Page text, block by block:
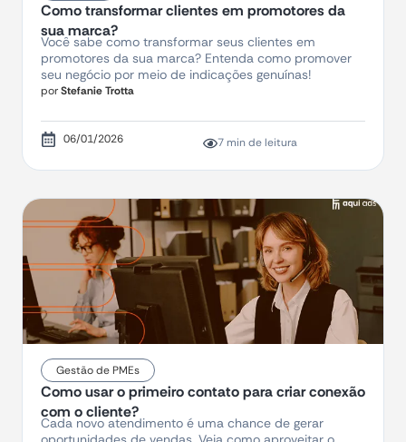
Como transformar clientes em promotores da
sua marca?
Você sabe como transformar seus clientes em
promotores da sua marca? Entenda como promover
seu negócio por meio de indicações genuínas!
porStefanie Trotta
06/01/2026 7 min de leitura
Gestão de PMEs
Como usar o primeiro contato para criar conexão
com o cliente?
Cada novo atendimento é uma chance de gerar